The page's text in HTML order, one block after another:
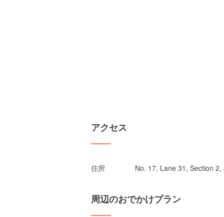
アクセス
住所 No. 17, Lane 31, Section 2,
周辺のおでかけプラン